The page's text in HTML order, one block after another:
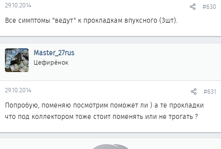
29.10.2014 #630
Все симптомы "ведут" к прокладкам впуксного (3шт).
Master_27rus
Цефирёнок
29.10.2014 #631
Попробую, поменяю посмотрим поможет ли ) а те прокладки
что под коллектором тоже стоит поменять или не трогать ?